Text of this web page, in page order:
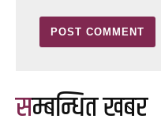
सम्बन्धित खबर